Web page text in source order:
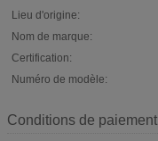
Lieu d'origine:
Nom de marque:
Certification:
Numéro de modèle:
Conditions de